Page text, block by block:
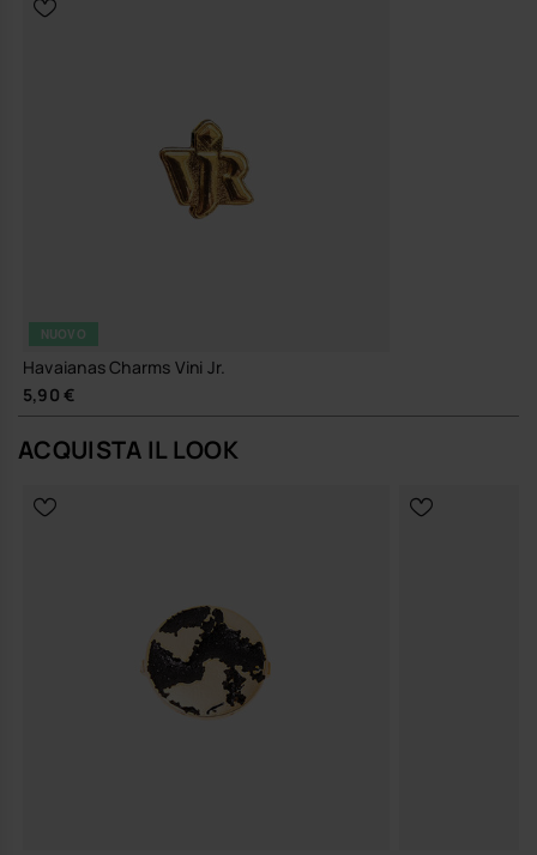
NUOVO
Havaianas Charms Vini Jr.
5,90 €
ACQUISTA IL LOOK